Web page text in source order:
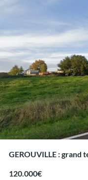
GEROUVILLE : grand
120.000€